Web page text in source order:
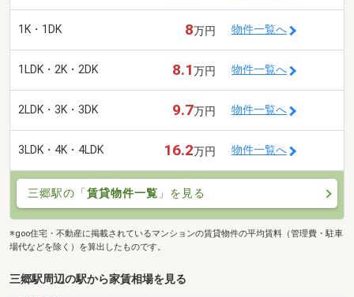
1K・1DK 8万円 物件一覧へ
1LDK・2K・2DK 8.1万円 物件一覧へ
2LDK・3K・3DK 9.7万円 物件一覧へ
3LDK・4K・4LDK 16.2万円 物件一覧へ
三郷駅の「賃貸物件一覧 」を見る
※goo住宅・不動産に掲載されているマンションの賃貸物件の平均賃料（管理費・駐車
場代などを除く）を算出したものです。
三郷駅周辺の駅から家賃相場を見る